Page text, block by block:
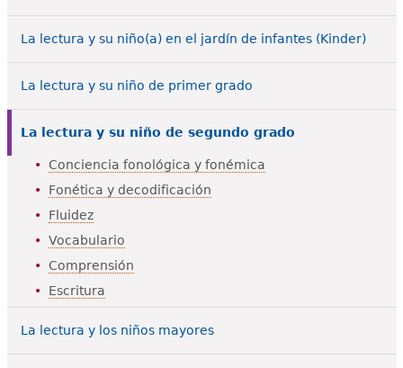
í
La lectura y su niño(a) en el jardín de infantes (Kinder)
La lectura y su niño de primer grado
La lectura y su niño de segundo grado
Conciencia fonológica y fonémica
Fonética y decodificación
Fluidez
Vocabulario
Comprensión
Escritura
La lectura y los niños mayores